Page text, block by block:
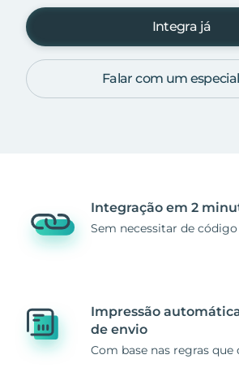
Integra já
Falar com um
Integração em 2
Sem necessitar de código
Impressão
de envio
Com base nas regras que